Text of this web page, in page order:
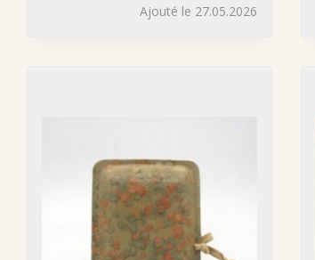
Ajouté le 27.05.2026